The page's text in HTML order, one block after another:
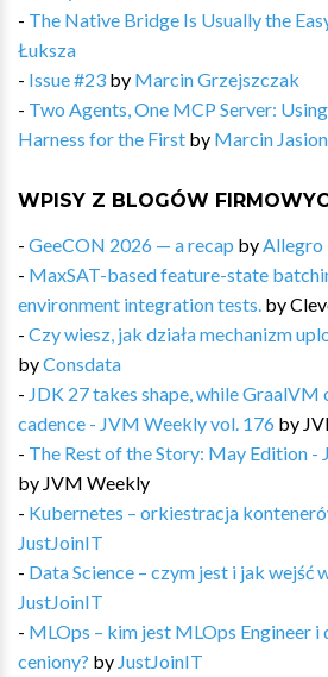
- The Native Bridge Is Usually the
Łuksza
- Issue #23 by Marcin Grzejszczak
- Two Agents, One MCP Server:
Harness for the First by Marcin Jasion
WPISY Z BLOGÓW
- GeeCON 2026 — a recap by Allegro
- MaxSAT-based feature-state
environment integration tests. by
- Czy wiesz, jak działa mechanizm
byConsdata
- JDK 27 takes shape, while GraalVM
cadence - JVM Weekly vol. 176 by
- The Rest of the Story: May Edition -
by JVM Weekly
- Kubernetes – orkiestracja
JustJoinIT
- Data Science – czym jest i jak wejść
JustJoinIT
- MLOps – kim jest MLOps Engineer i
ceniony? by JustJoinIT